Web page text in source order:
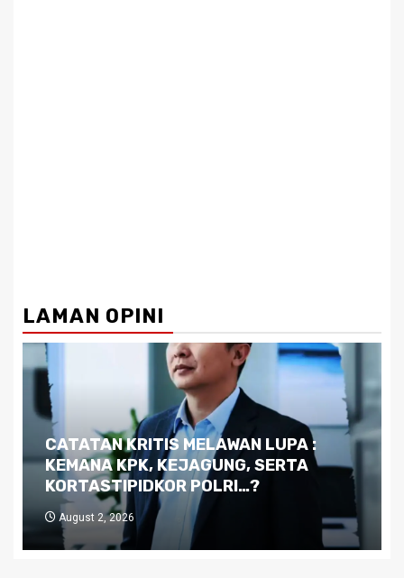
LAMAN OPINI
Dilema Kaltim di Tengah Krisis:
Kutukan Sumber Daya Alam dan
Pemimpin yang Tak Kreatif
July 29, 2026